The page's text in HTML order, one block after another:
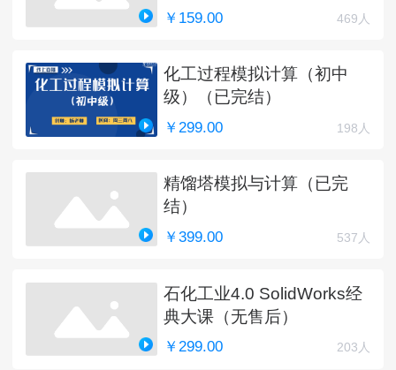
￥159.00 469人
化工过程模拟计算（初中
级）（已完结）
￥299.00 198人
精馏塔模拟与计算（已完
结）
￥399.00 537人
石化工业4.0 SolidWorks经
典大课（无售后）
￥299.00 203人